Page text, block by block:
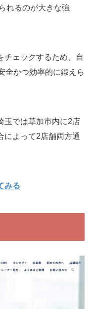
れるのが大きな強
チェックするため、自
全かつ効率的に鍛えら
玉では草加市内に2店
によって2店舗両方通
みる